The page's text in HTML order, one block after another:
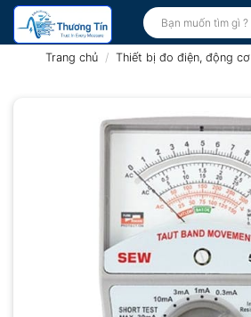
Bỏ
qua
Tìm
kiếm:
Trang chủ / Thiết bị đo điện, động cơ